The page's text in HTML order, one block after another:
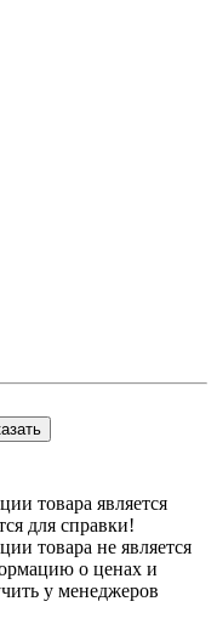
товара является
для справки!
товара не является
о ценах и
у менеджеров